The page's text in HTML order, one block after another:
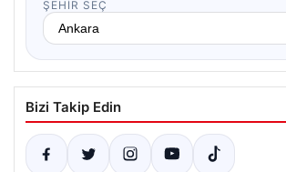
ŞEHIR SEÇ
Bizi Takip Edin